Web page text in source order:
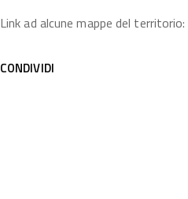
Link ad alcune mappe del territorio:
CONDIVIDI